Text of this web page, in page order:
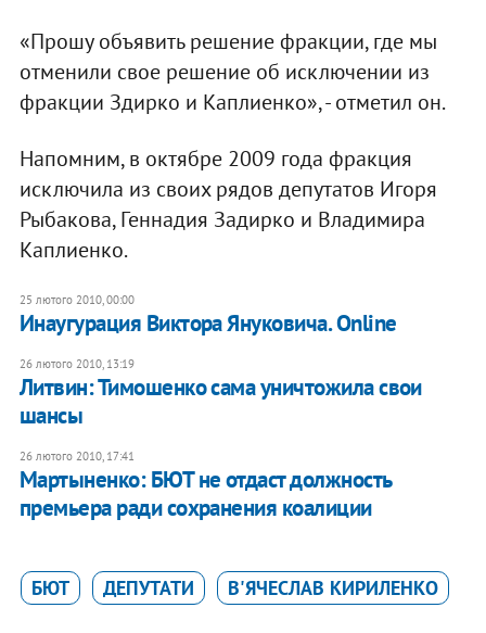
«Прошу объявить решение фракции, где мы
отменили свое решение об исключении из
фракции Здирко и Каплиенко», - отметил он.
Напомним, в октябре 2009 года фракция
исключила из своих рядов депутатов Игоря
Рыбакова, Геннадия Задирко и Владимира
Каплиенко.
25 лютого 2010, 00:00
Инаугурация Виктора Януковича. Online
26 лютого 2010, 13:19
Литвин: Тимошенко сама уничтожила свои
шансы
26 лютого 2010, 17:41
Мартыненко: БЮТ не отдаст должность
премьера ради сохранения коалиции
БЮТ ДЕПУТАТИ В'ЯЧЕСЛАВ КИРИЛЕНКО